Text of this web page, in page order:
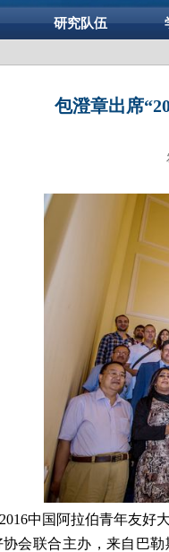
研究队伍
包澄章出席
2016中国阿拉伯青年友好
会联合主办，来自巴